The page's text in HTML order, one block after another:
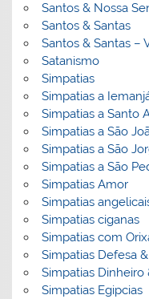
Santos & Nossa
Santos & Santas
Santos & Santas –
Satanismo
Simpatias
Simpatias a
Simpatias a Santo
Simpatias a São
Simpatias a São
Simpatias a São
Simpatias Amor
Simpatias
Simpatias ciganas
Simpatias com
Simpatias Defesa
Simpatias Dinheiro
Simpatias Egipcias